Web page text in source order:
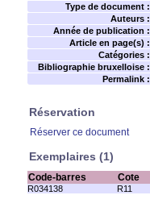
Type de document :
Auteurs :
Année de publication :
Article en page(s) :
Catégories :
Bibliographie bruxelloise :
Permalink :
Réservation
Réserver ce document
Exemplaires (1)
Code-barres Cote
R034138 R11